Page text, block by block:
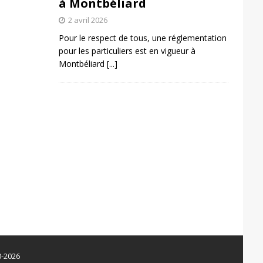
à Montbéliard
2 avril 2026
Pour le respect de tous, une réglementation
pour les particuliers est en vigueur à
Montbéliard [...]
2026